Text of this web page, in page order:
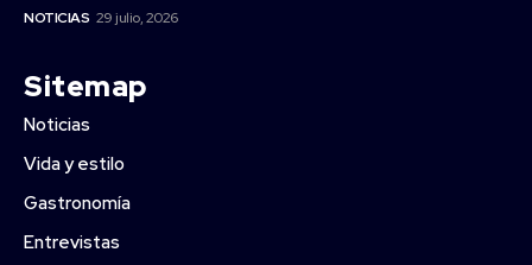
NOTICIAS 29 julio, 2026
Sitemap
Noticias
Vida y estilo
Gastronomía
Entrevistas